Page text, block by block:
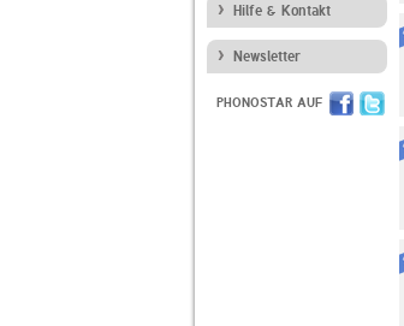
Hilfe & Kontakt
Newsletter
PHONOSTAR AUF